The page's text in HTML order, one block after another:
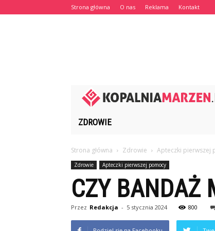
Strona główna O nas Reklama Kontakt
ZDROWIE
Strona główna Zdrowie Apteczki pierwszej
Zdrowie Apteczki pierwszej pomocy
CZY BANDAŻ
Przez Redakcja - 5 stycznia 2024 800